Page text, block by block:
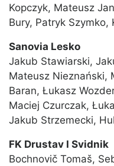
Kopczyk, Mateusz
Bury, Patryk Szymko,
Sanovia Lesko
Jakub Stawiarski,
Mateusz Nieznański,
Baran, Łukasz
Maciej Czurczak,
Jakub Strzemecki,
FK Drustav I Svidnik
Bochnovič Tomaš,